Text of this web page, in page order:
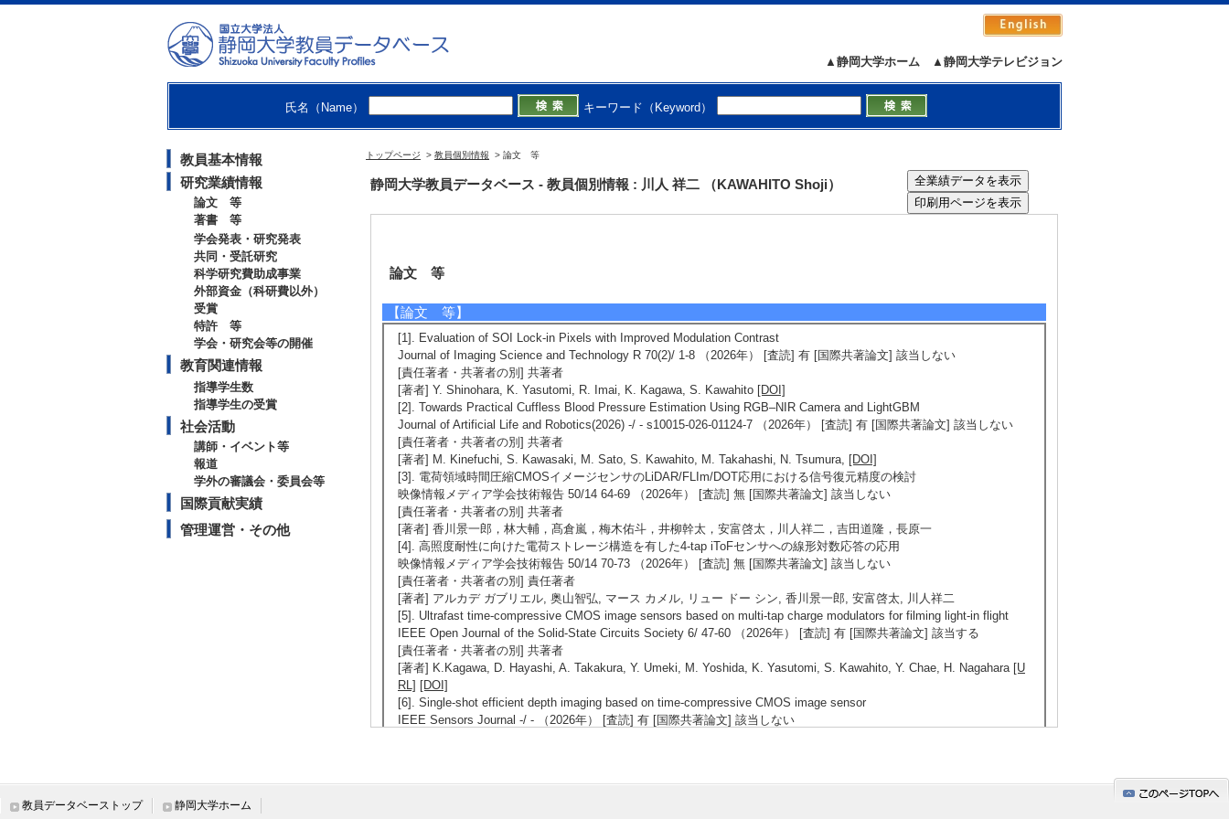
▲静岡大学テレビジョン
▲静岡大学ホーム
氏名（Name） キーワード（Keyword）
教員基本情報
研究業績情報
論文 等
著書 等
学会発表・研究発表
共同・受託研究
科学研究費助成事業
外部資金（科研費以外）
受賞
特許 等
学会・研究会等の開催
教育関連情報
指導学生数
指導学生の受賞
社会活動
講師・イベント等
報道
学外の審議会・委員会等
国際貢献実績
管理運営・その他
トップページ > 教員個別情報 > 論文 等
静岡大学教員データベース - 教員個別情報 : 川人 祥二 （KAWAHITO Shoji）
論文 等
【論文 等】
[1]. Evaluation of SOI Lock-in Pixels with Improved Modulation Contrast
Journal of Imaging Science and Technology R 70(2)/ 1-8 （2026年） [査読] 有 [国際共著論文] 該当しない
[責任著者・共著者の別] 共著者
[著者] Y. Shinohara, K. Yasutomi, R. Imai, K. Kagawa, S. Kawahito [DOI]
[2]. Towards Practical Cuffless Blood Pressure Estimation Using RGB–NIR Camera and LightGBM
Journal of Artificial Life and Robotics(2026) -/ - s10015-026-01124-7 （2026年） [査読] 有 [国際共著論文] 該当しない
[責任著者・共著者の別] 共著者
[著者] M. Kinefuchi, S. Kawasaki, M. Sato, S. Kawahito, M. Takahashi, N. Tsumura, [DOI]
[3]. 電荷領域時間圧縮CMOSイメージセンサのLiDAR/FLIm/DOT応用における信号復元精度の検討
映像情報メディア学会技術報告 50/14 64-69 （2026年） [査読] 無 [国際共著論文] 該当しない
[責任著者・共著者の別] 共著者
[著者] 香川景一郎，林大輔，髙倉嵐，梅木佑斗，井柳幹太，安富啓太，川人祥二，吉田道隆，長原一
[4]. 高照度耐性に向けた電荷ストレージ構造を有した4-tap iToFセンサへの線形対数応答の応用
映像情報メディア学会技術報告 50/14 70-73 （2026年） [査読] 無 [国際共著論文] 該当しない
[責任著者・共著者の別] 責任著者
[著者] アルカデ ガブリエル, 奥山智弘, マース カメル, リュー ドー シン, 香川景一郎, 安富啓太, 川人祥二
[5]. Ultrafast time-compressive CMOS image sensors based on multi-tap charge modulators for filming light-in flight
IEEE Open Journal of the Solid-State Circuits Society 6/ 47-60 （2026年） [査読] 有 [国際共著論文] 該当する
[責任著者・共著者の別] 共著者
[著者] K.Kagawa, D. Hayashi, A. Takakura, Y. Umeki, M. Yoshida, K. Yasutomi, S. Kawahito, Y. Chae, H. Nagahara [U
RL] [DOI]
[6]. Single-shot efficient depth imaging based on time-compressive CMOS image sensor
IEEE Sensors Journal -/ - （2026年） [査読] 有 [国際共著論文] 該当しない
教員データベーストップ 静岡大学ホーム